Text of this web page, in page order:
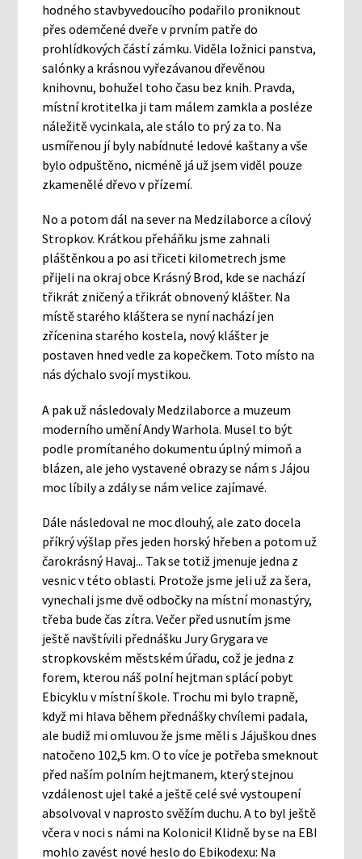
hodného stavbyvedoucího podařilo proniknout
přes odemčené dveře v prvním patře do
prohlídkových částí zámku. Viděla ložnici panstva,
salónky a krásnou vyřezávanou dřevěnou
knihovnu, bohužel toho času bez knih. Pravda,
místní krotitelka ji tam málem zamkla a posléze
náležitě vycinkala, ale stálo to prý za to. Na
usmířenou jí byly nabídnuté ledové kaštany a vše
bylo odpuštěno, nicméně já už jsem viděl pouze
zkamenělé dřevo v přízemí.
No a potom dál na sever na Medzilaborce a cílový
Stropkov. Krátkou přeháňku jsme zahnali
pláštěnkou a po asi třiceti kilometrech jsme
přijeli na okraj obce Krásný Brod, kde se nachází
třikrát zničený a třikrát obnovený klášter. Na
místě starého kláštera se nyní nachází jen
zřícenina starého kostela, nový klášter je
postaven hned vedle za kopečkem. Toto místo na
nás dýchalo svojí mystikou.
A pak už následovaly Medzilaborce a muzeum
moderního umění Andy Warhola. Musel to být
podle promítaného dokumentu úplný mimoň a
blázen, ale jeho vystavené obrazy se nám s Jájou
moc líbily a zdály se nám velice zajímavé.
Dále následoval ne moc dlouhý, ale zato docela
příkrý výšlap přes jeden horský hřeben a potom už
čarokrásný Havaj... Tak se totiž jmenuje jedna z
vesnic v této oblasti. Protože jsme jeli už za šera,
vynechali jsme dvě odbočky na místní monastýry,
třeba bude čas zítra. Večer před usnutím jsme
ještě navštívili přednášku Jury Grygara ve
stropkovském městském úřadu, což je jedna z
forem, kterou náš polní hejtman splácí pobyt
Ebicyklu v místní škole. Trochu mi bylo trapně,
když mi hlava během přednášky chvílemi padala,
ale budiž mi omluvou že jsme měli s Jájuškou dnes
natočeno 102,5 km. O to více je potřeba smeknout
před naším polním hejtmanem, který stejnou
vzdálenost ujel také a ještě celé své vystoupení
absolvoval v naprosto svěžím duchu. A to byl ještě
včera v noci s námi na Kolonici! Klidně by se na EBI
mohlo zavést nové heslo do Ebikodexu: Na